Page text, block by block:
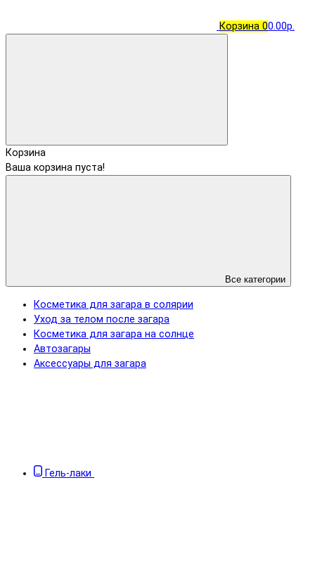
Корзина 00.00р.
Корзина
Ваша корзина пуста!
Все категории
Косметика для загара в солярии
Уход за телом после загара
Косметика для загара на солнце
Автозагары
Аксессуары для загара
Гель-лаки